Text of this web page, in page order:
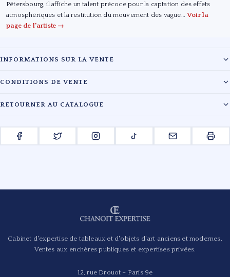
Pétersbourg, il affiche un talent précoce pour la captation des effets
atmosphériques et la restitution du mouvement des vague… Voir la
page de l'artiste →
INFORMATIONS SUR LA VENTE
ENCHÉRIR EN LIGNE
CONDITIONS DE VENTE
Pour toute information complémentaire, veuillez contacter le cabinet.
RETOURNER AU CATALOGUE
Cabinet d'expertise de tableaux et d'objets d'art anciens et modernes.
Ventes aux enchères publiques et expertises privées.
12, rue Drouot – Paris 9e